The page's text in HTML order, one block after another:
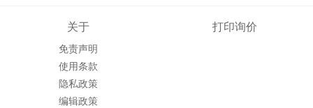
关于
免责声明
使用条款
隐私政策
编辑政策
打印询价